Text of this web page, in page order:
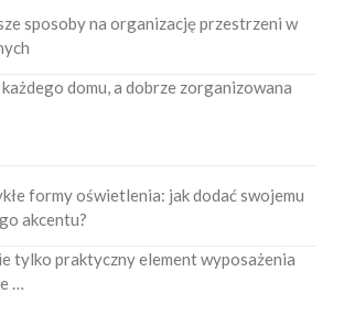
sposoby na organizację przestrzeni w
domu, a dobrze zorganizowana
formy oświetlenia: jak dodać swojemu
akcentu?
tylko praktyczny element wyposażenia
…